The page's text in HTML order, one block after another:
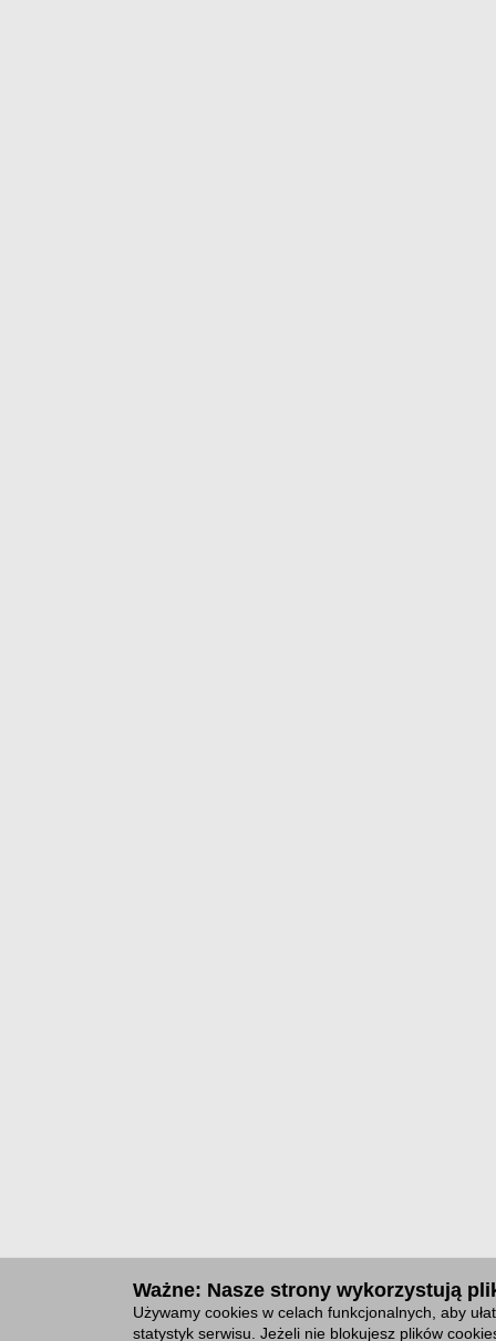
Ważne: Nasze strony wykorzystują
Używamy cookies w celach funkcjonalnych, aby
statystyk serwisu. Jeżeli nie blokujesz plików